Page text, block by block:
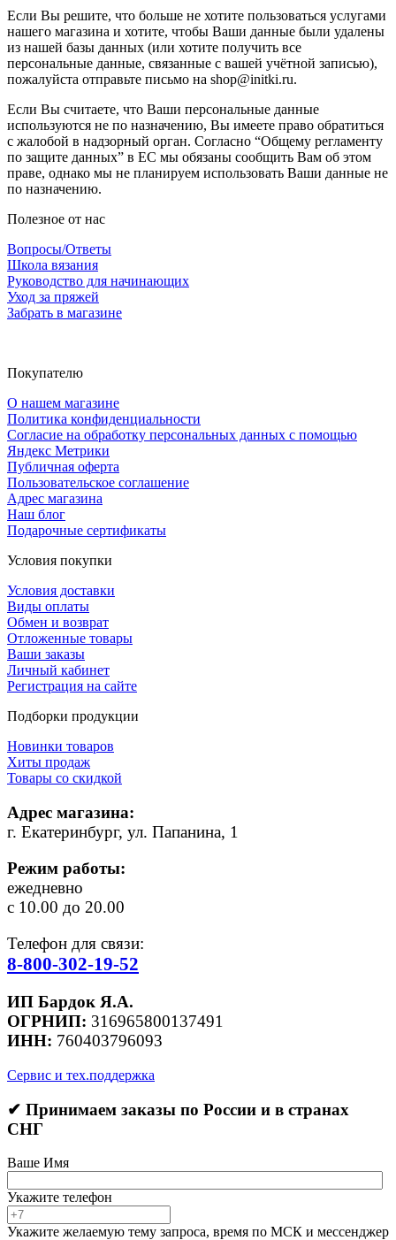
Если Вы решите, что больше не хотите пользоваться услугами
нашего магазина и хотите, чтобы Ваши данные были удалены
из нашей базы данных (или хотите получить все
персональные данные, связанные с вашей учётной записью),
пожалуйста отправьте письмо на shop@initki.ru.
Если Вы считаете, что Ваши персональные данные
используются не по назначению, Вы имеете право обратиться
с жалобой в надзорный орган. Согласно “Общему регламенту
по защите данных” в ЕС мы обязаны сообщить Вам об этом
праве, однако мы не планируем использовать Ваши данные не
по назначению.
Полезное от нас
Вопросы/Ответы
Школа вязания
Руководство для начинающих
Уход за пряжей
Забрать в магазине
Покупателю
О нашем магазине
Политика конфиденциальности
Согласие на обработку персональных данных с помощью
Яндекс Метрики
Публичная оферта
Пользовательское соглашение
Адрес магазина
Наш блог
Подарочные сертификаты
Условия покупки
Условия доставки
Виды оплаты
Обмен и возврат
Отложенные товары
Ваши заказы
Личный кабинет
Регистрация на сайте
Подборки продукции
Новинки товаров
Хиты продаж
Товары со скидкой
Адрес магазина:
г. Екатеринбург, ул. Папанина, 1
Режим работы:
ежедневно
с 10.00 до 20.00
Телефон для связи:
8-800-302-19-52
ИП Бардок Я.А.
ОГРНИП: 316965800137491
ИНН: 760403796093
Сервис и тех.поддержка
✔ Принимаем заказы по России и в странах
СНГ
Ваше Имя
Укажите телефон
Укажите желаемую тему запроса, время по МСК и мессенджер